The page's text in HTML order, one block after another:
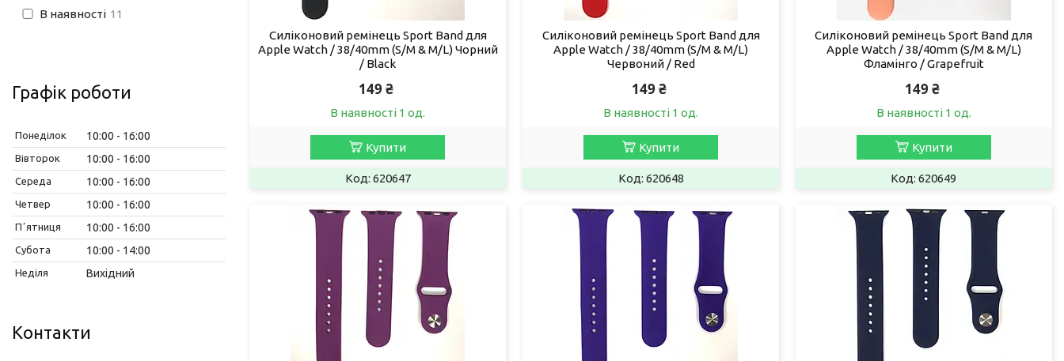
Силіконовий ремінець Sport Band для
Apple Watch / 38/40mm (S/M & M/L) Чорний
/ Black
149 ₴
В наявності 1 од.
Купити
620647
Силіконовий ремінець Sport Band для
Apple Watch / 38/40mm (S/M & M/L)
Червоний / Red
149 ₴
В наявності 1 од.
Купити
620648
Силіконовий ремінець Sport Band для
Apple Watch / 38/40mm (S/M & M/L)
Фламінго / Grapefruit
149 ₴
В наявності 1 од.
Купити
620649
В наявності 11
Графік роботи
Понеділок 10:00 16:00
Вівторок 10:00 16:00
Середа 10:00 16:00
Четвер 10:00 16:00
Пʼятниця 10:00 16:00
Субота 10:00 14:00
Неділя Вихідний
Контакти